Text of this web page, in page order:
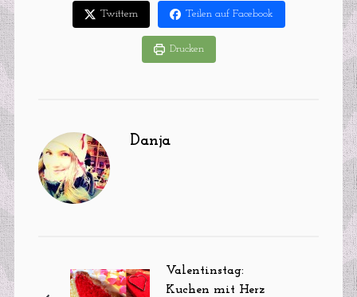
Twittern Teilen auf Facebook
Drucken
Danja
Valentinstag:
Kuchen mit Herz